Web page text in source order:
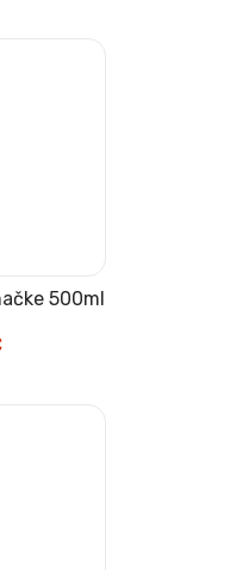
500ml